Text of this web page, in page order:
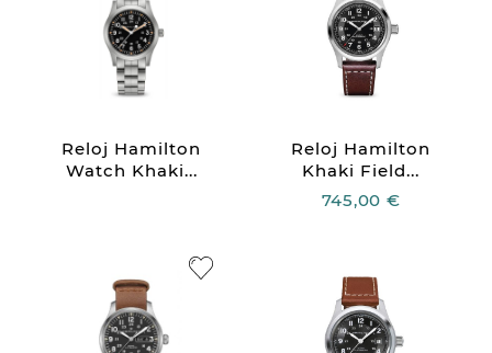
Reloj Hamilton
Watch Khaki...
Reloj Hamilton
Khaki Field...
745,00 €